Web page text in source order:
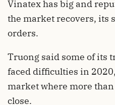
Vinatex has big and
the market recovers, its
orders.
Truong said some of its
faced difficulties in
market where more
close.